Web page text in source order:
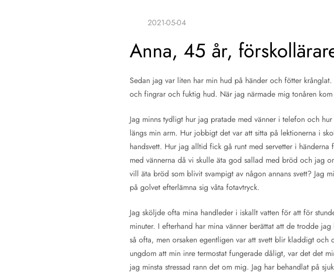
Anna, 45 år,
Sedan jag var liten har min hud på händer och fötter
och fingrar och fuktig hud. När jag närmade mig tonåren
Jag minns tydligt hur jag pratade med vänner i telefon och
längs min arm. Hur jobbigt det var att sitta på lektionerna i
handsvett. Hur jag alltid fick gå runt med servetter i
med vännerna då vi skulle äta god sallad med bröd och jag
vill äta bröd som blivit svampigt av någon annans svett? Jag
på golvet efterlämna sig våta fotavtryck.
Jag sköljde ofta mina handleder i iskallt vatten för att för
minuter. I efterhand har mina vänner berättat att de trodde
så ofta, men orsaken egentligen var att svett blir kladdigt
ungdom att min inre termostat fungerade dåligt, var det det
jag minsta stressad rann det om mig. Jag har behandlat på